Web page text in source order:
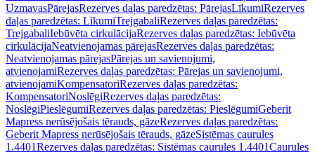
UzmavasPārejasRezerves daļas paredzētas: PārejasLīkumiRezerves
daļas paredzētas: LīkumiTrejgabaliRezerves daļas paredzētas:
TrejgabaliIebūvēta cirkulācijaRezerves daļas paredzētas: Iebūvēta
cirkulācijaNeatvienojamas pārejasRezerves daļas paredzētas:
Neatvienojamas pārejasPārejas un savienojumi,
atvienojamiRezerves daļas paredzētas: Pārejas un savienojumi,
atvienojamiKompensatoriRezerves daļas paredzētas:
KompensatoriNoslēgiRezerves daļas paredzētas:
NoslēgiPieslēgumiRezerves daļas paredzētas: PieslēgumiGeberit
Mapress nerūsējošais tērauds, gāzeRezerves daļas paredzētas:
Geberit Mapress nerūsējošais tērauds, gāzeSistēmas caurules
1.4401Rezerves daļas paredzētas: Sistēmas caurules 1.4401Caurules